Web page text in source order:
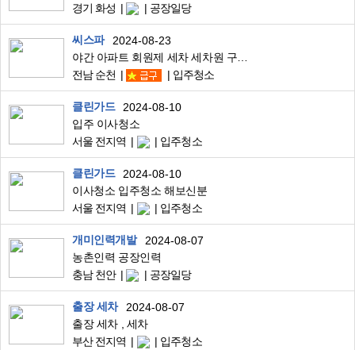
경기 화성
공장일당
씨스파
2024-08-23
전남 순천
입주청소
클린가드
2024-08-10
입주 이사청소
서울 전지역
입주청소
클린가드
2024-08-10
이사청소 입주청소 해보신분
서울 전지역
입주청소
개미인력개발
2024-08-07
농촌인력 공장인력
충남 천안
공장일당
출장 세차
2024-08-07
출장 세차 , 세차
부산 전지역
입주청소